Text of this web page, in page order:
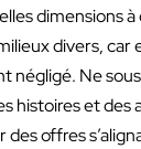
dimensions
divers,
négligé. Ne
histoires et
offres